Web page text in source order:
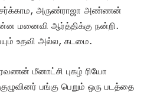
அருண்ராஜா அண்ணன்
மனைவி ஆர்த்திக்கு நன்றி.
உதவி அல்ல, கடமை.
மீனாட்சி புகழ் ரியோ
பங்கு பெறும் ஒரு படத்தை